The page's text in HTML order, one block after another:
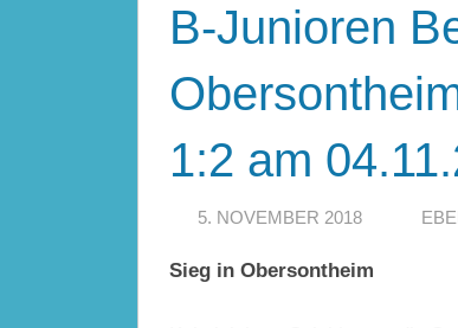
B-Junioren
1:2 am
5. NOVEMBER 2018
Sieg in Obersontheim